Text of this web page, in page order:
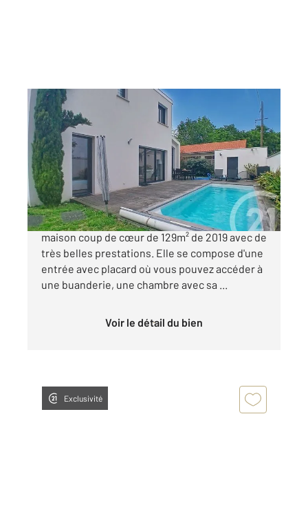
MERIGNAC 33
129 m2, 5 pièces
Ref : 12992
Maison à vendre
627 000 €
L'agence century 21 ACO vous propose cette
maison coup de cœur de 129m² de 2019 avec de
très belles prestations. Elle se compose d'une
entrée avec placard où vous pouvez accéder à
une buanderie, une chambre avec sa ...
Voir le détail du bien
Exclusivité